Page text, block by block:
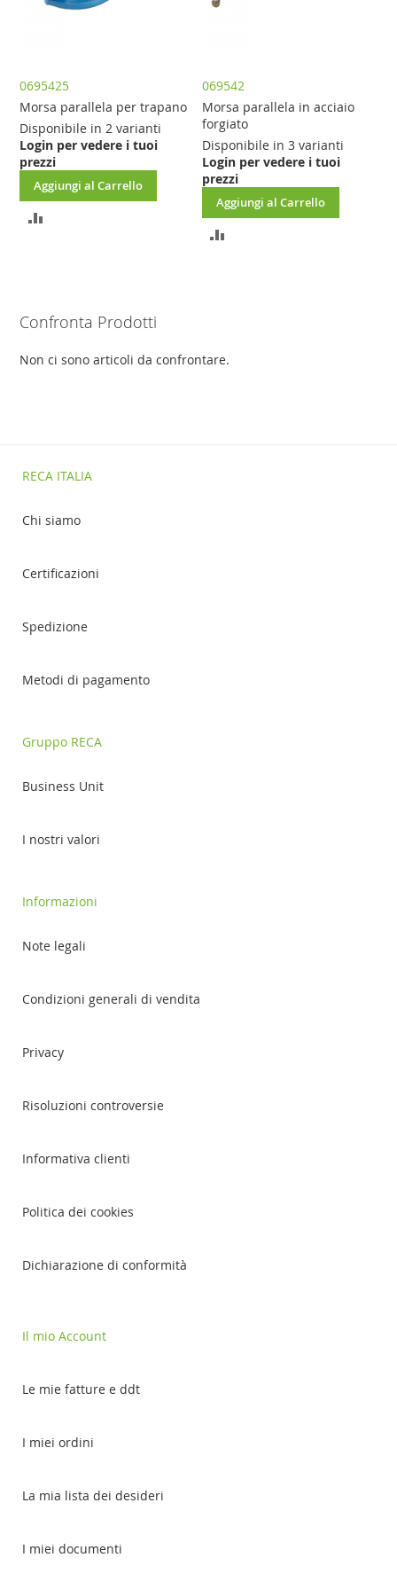
0695425
Morsa parallela per trapano
Disponibile in 2 varianti
Login per vedere i tuoi
prezzi
Aggiungi al Carrello
AGGIUNGI
069542
Morsa parallela in acciaio
forgiato
Disponibile in 3 varianti
Login per vedere i tuoi
prezzi
Aggiungi al Carrello
Confronta Prodotti
Non ci sono articoli da confrontare.
RECA ITALIA
Chi siamo
Certificazioni
Spedizione
Metodi di pagamento
Gruppo RECA
Business Unit
I nostri valori
Informazioni
Note legali
Condizioni generali di vendita
Privacy
Risoluzioni controversie
Informativa clienti
Politica dei cookies
Dichiarazione di conformità
Il mio Account
Le mie fatture e ddt
I miei ordini
La mia lista dei desideri
I miei documenti